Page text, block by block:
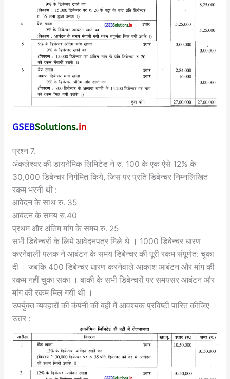
प्रश्न 7.
अंकलेश्वर की डायनेमिक लिमिटेड ने रु. 100 के एक ऐसे 12% के
30,000 डिबेन्चर निर्गमित किये, जिस पर प्रति डिबेन्चर निम्नलिखित
रकम भरनी थी :
आवेदन के साथ रु. 35
आबंटन के समय रु.40
प्रथम और अंतिम मांग के समय रु. 25
सभी डिबेन्चरों के लिये आवेदनपत्र मिले थे । 1000 डिबेन्चर धारण
करनेवाली पलक ने आबंटन के समय डिबेन्चर की पूरी रकम संपूर्णत: चुका
दी । जबकि 400 डिबेन्चर धारण करनेवाले आकाश आबंटन और मांग की
रकम नहीं चुका सका । बाकी के सभी डिबेन्चरों पर समयसर आबंटन और
मांग की रकम मिल गयी थी ।
उपर्युक्त व्यवहारों की कंपनी की बही में आवश्यक प्रविष्टी पारित कीजिए ।
उत्तर :